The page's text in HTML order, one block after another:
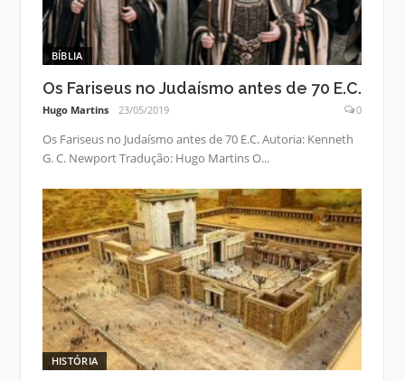
BÍBLIA
Os Fariseus no Judaísmo antes de 70 E.C.
Hugo Martins 23/05/2019 0
Os Fariseus no Judaísmo antes de 70 E.C. Autoria: Kenneth
G. C. Newport Tradução: Hugo Martins O...
HISTÓRIA